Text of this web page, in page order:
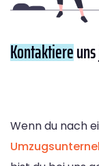
Kontaktiere
Wenn du nach